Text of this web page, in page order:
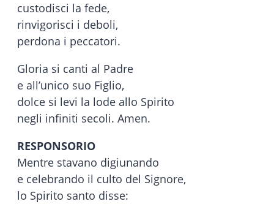
custodisci la fede,
rinvigorisci i deboli,
perdona i peccatori.
Gloria si canti al Padre
e all’unico suo Figlio,
dolce si levi la lode allo Spirito
negli infiniti secoli. Amen.
RESPONSORIO
Mentre stavano digiunando
e celebrando il culto del Signore,
lo Spirito santo disse: